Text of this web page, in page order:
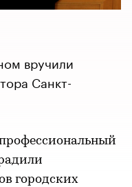
вручили
Санкт-
городских